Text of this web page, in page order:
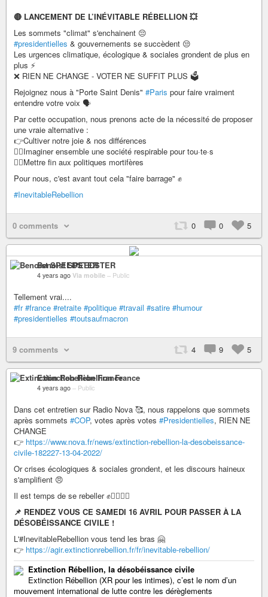
🔴 LANCEMENT DE L’INÉVITABLE RÉBELLION 💥
Les sommets "climat" s'enchainent 😔
#presidentielles & gouvernements se succèdent 😒
Les urgences climatique, écologique & sociales grondent de plus en
plus ⚡
❌ RIEN NE CHANGE - VOTER NE SUFFIT PLUS 🗳️
Rejoignez nous à "Porte Saint Denis" #Paris pour faire vraiment
entendre votre voix 🗣️
Par cette occupation, nous prenons acte de la nécessité de proposer
une vraie alternative :
👉Cultiver notre joie & nos différences
👉🏿Imaginer ensemble une société respirable pour tou·te·s
👉🏾Mettre fin aux politiques mortifères
Pour nous, c'est avant tout cela "faire barrage" ✊
#InevitableRebellion
0 comments 0 0 5
Benoist SPEEDSTER
4 years ago Via mobile – Public
Tellement vrai....
#fr #france #retraite #politique #travail #satire #humour
#presidentielles #toutsaufmacron
9 comments 4 9 5
Extinction Rebellion France
4 years ago – Public
Dans cet entretien sur Radio Nova 🥰, nous rappelons que sommets
après sommets #COP, votes après votes #Presidentielles, RIEN NE
CHANGE
👉 https://www.nova.fr/news/extinction-rebellion-la-desobeissance-
civile-182227-13-04-2022/
Or crises écologiques & sociales grondent, et les discours haineux
s'amplifient 😠
Il est temps de se rebeller ✊✊🏿✊🏾
📌 RENDEZ VOUS CE SAMEDI 16 AVRIL POUR PASSER À LA
DÉSOBÉISSANCE CIVILE !
L'#InevitableRebellion vous tend les bras 🤗
👉 https://agir.extinctionrebellion.fr/fr/inevitable-rebellion/
Extinction Rébellion, la désobéissance civile
Extinction Rébellion (XR pour les intimes), c’est le nom d’un
mouvement international de lutte contre les dérèglements